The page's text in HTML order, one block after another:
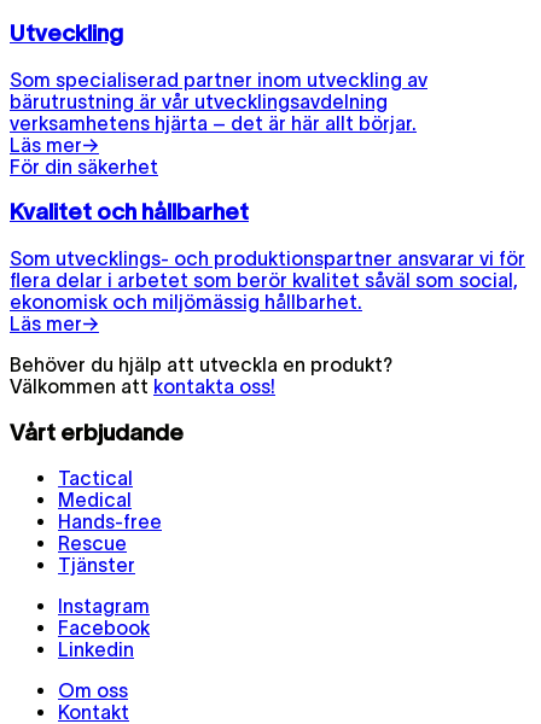
Utveckling
Som specialiserad partner inom utveckling av
bärutrustning är vår utvecklingsavdelning
verksamhetens hjärta – det är här allt börjar.
Läs mer→
För din säkerhet
Kvalitet och hållbarhet
Som utvecklings- och produktionspartner ansvarar vi för
flera delar i arbetet som berör kvalitet såväl som social,
ekonomisk och miljömässig hållbarhet.
Läs mer→
Behöver du hjälp att utveckla en produkt?
Välkommen att kontakta oss!
Vårt erbjudande
Tactical
Medical
Hands-free
Rescue
Tjänster
Instagram
Facebook
Linkedin
Om oss
Kontakt